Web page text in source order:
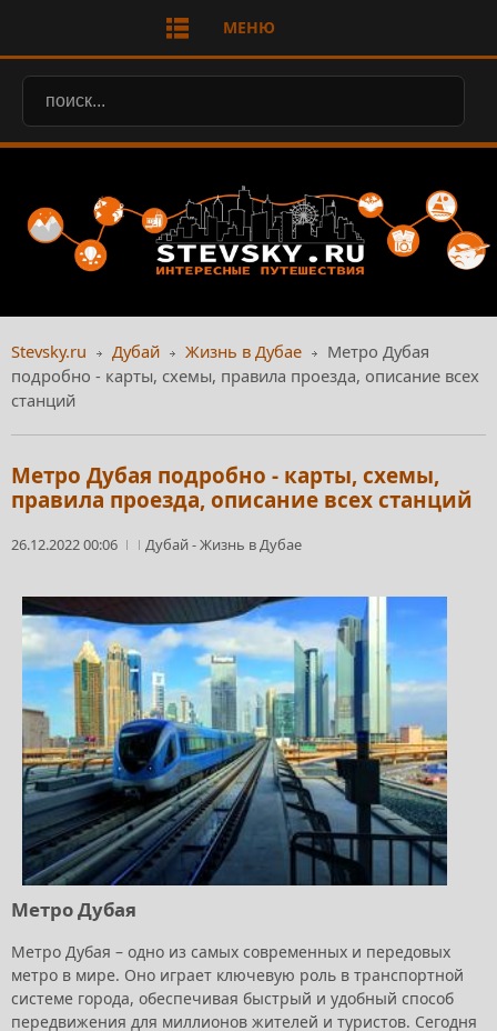
МЕНЮ
Stevsky.ru Дубай Жизнь в Дубае
Метро Дубая
подробно - карты, схемы, правила проезда, описание всех
станций
Метро Дубая подробно - карты, схемы,
правила проезда, описание всех станций
26.12.2022 00:06 Дубай-Жизнь в Дубае
Метро Дубая
Метро Дубая – одно из самых современных и передовых
метро в мире. Оно играет ключевую роль в транспортной
системе города, обеспечивая быстрый и удобный способ
передвижения для миллионов жителей и туристов. Сегодня